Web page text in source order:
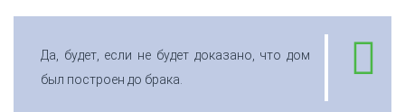
Да, будет, если не будет доказано, что дом
был построен до брака.